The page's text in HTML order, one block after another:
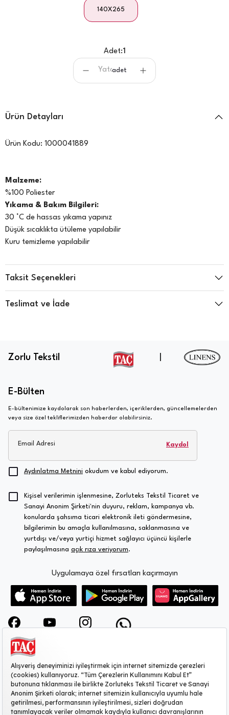
140X265
Adet:1
adet
Ürün Detayları
Ürün Kodu: 1000041889
Malzeme:
%100 Poliester
Yıkama & Bakım Bilgileri:
30 °C de hassas yıkama yapınız
Düşük sıcaklıkta ütüleme yapılabilir
Kuru temizleme yapılabilir
Taksit Seçenekleri
Teslimat ve İade
Zorlu Tekstil
E-Bülten
E-bültenimize kaydolarak son haberlerden, içeriklerden, güncellemelerden
veya size özel tekliflerimizden haberdar olabilirsiniz.
Email Adresi Kaydol
Aydınlatma Metnini okudum ve kabul ediyorum.
Kişisel verilerimin işlenmesine, Zorluteks Tekstil Ticaret ve
Sanayi Anonim Şirketi'nin duyuru, reklam, kampanya vb.
konularda şahsıma ticari elektronik ileti göndermesine,
bilgilerimin bu amaçla kullanılmasına, saklanmasına ve
yurtdışı ve/veya yurtiçi hizmet sağlayıcı üçüncü kişilerle
paylaşılmasına açık rıza veriyorum.
Uygulamaya özel fırsatları kaçırmayın
KURUMSAL
MÜŞTERİ HİZMETLERİ